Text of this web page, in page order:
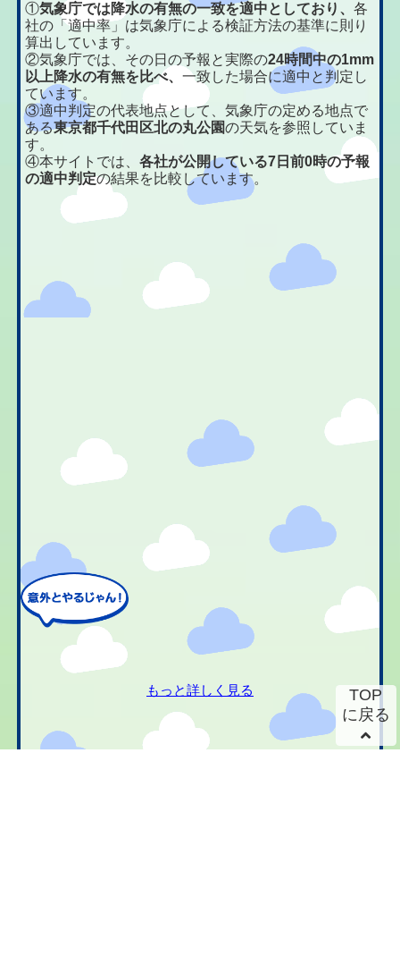
①気象庁では降水の有無の一致を適中としており、各
社の「適中率」は気象庁による検証方法の基準に則り
算出しています。
②気象庁では、その日の予報と実際の24時間中の1mm
以上降水の有無を比べ、一致した場合に適中と判定し
ています。
③適中判定の代表地点として、気象庁の定める地点で
ある東京都千代田区北の丸公園の天気を参照していま
す。
④本サイトでは、各社が公開している7日前0時の予報
の適中判定の結果を比較しています。
もっと詳しく見る
TOP
に戻る